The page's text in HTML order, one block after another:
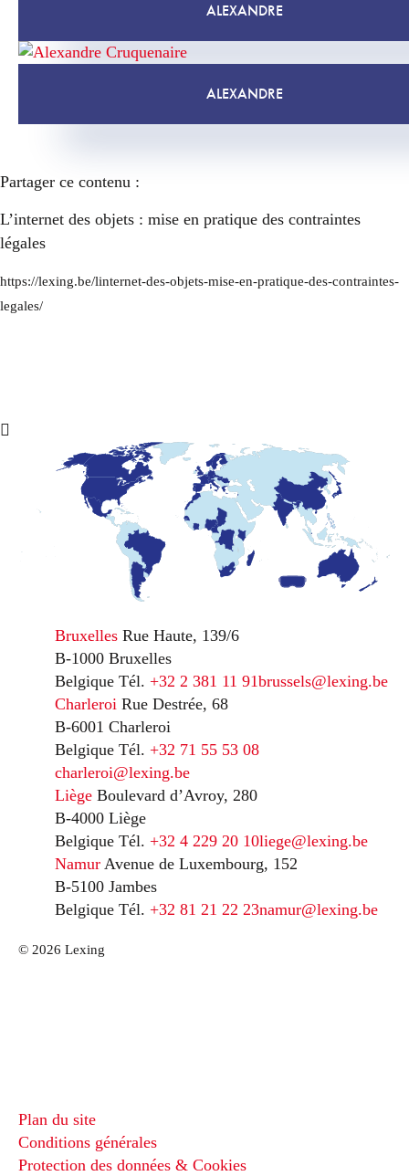
ALEXANDRE
ALEXANDRE
Partager ce contenu :
L’internet des objets : mise en pratique des contraintes
légales
https://lexing.be/linternet-des-objets-mise-en-pratique-des-contraintes-
legales/
Bruxelles Rue Haute, 139/6
B-1000 Bruxelles
Belgique Tél. +32 2 381 11 91brussels@lexing.be
Charleroi Rue Destrée, 68
B-6001 Charleroi
Belgique Tél. +32 71 55 53 08
charleroi@lexing.be
Liège Boulevard d’Avroy, 280
B-4000 Liège
Belgique Tél. +32 4 229 20 10liege@lexing.be
Namur Avenue de Luxembourg, 152
B-5100 Jambes
Belgique Tél. +32 81 21 22 23namur@lexing.be
© 2026 Lexing
Plan du site
Conditions générales
Protection des données & Cookies